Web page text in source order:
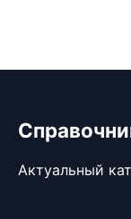
Актуальный